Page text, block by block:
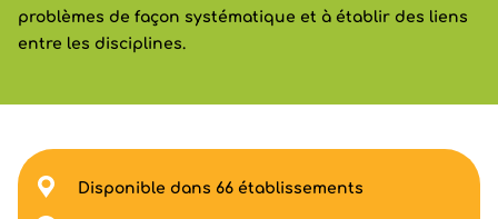
problèmes de façon systématique et à établir des liens
entre les disciplines.
Disponible dans 66 établissements